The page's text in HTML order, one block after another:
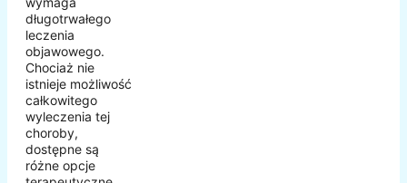
długotrwałego
leczenia
objawowego.
Chociaż nie
istnieje możliwość
całkowitego
wyleczenia tej
choroby,
dostępne są
różne opcje